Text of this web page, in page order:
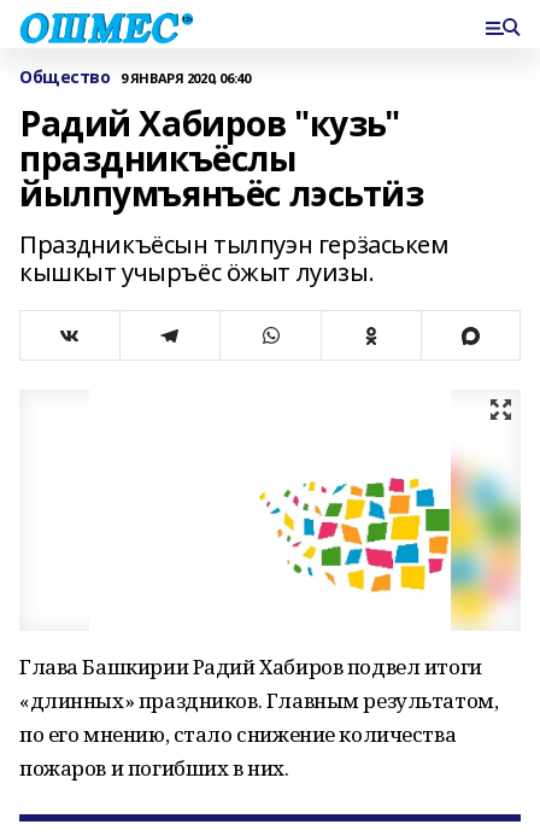
Общество 9 ЯНВАРЯ 2020, 06:40
Радий Хабиров "кузь"
праздникъёслы
йылпумъянъёс лэсьтӥз
Праздникъёсын тылпуэн герӟаськем
кышкыт учыръёс ӧжыт луизы.
Глава Башкирии Радий Хабиров подвел итоги
«длинных» праздников. Главным результатом,
по его мнению, стало снижение количества
пожаров и погибших в них.